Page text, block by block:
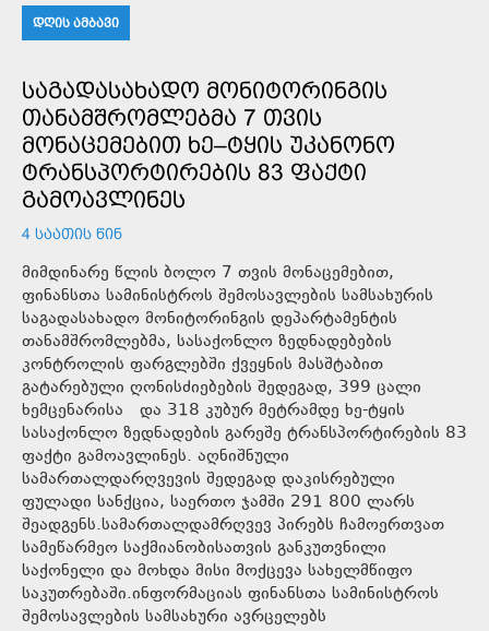
ᲓᲦᲘᲡ ᲐᲛᲑᲐᲕᲘ
ᲡᲐᲒᲐᲓᲐᲡᲐᲮᲐᲓᲝ ᲛᲝᲜᲘᲢᲝᲠᲘᲜᲒᲘᲡ
ᲗᲐᲜᲐᲛᲨᲠᲝᲛᲚᲔᲑᲛᲐ 7 ᲗᲕᲘᲡ
ᲛᲝᲜᲐᲪᲔᲛᲔᲑᲘᲗ ᲮᲔ–ᲢᲧᲘᲡ ᲣᲙᲐᲜᲝᲜᲝ
ᲢᲠᲐᲜᲡᲞᲝᲠᲢᲘᲠᲔᲑᲘᲡ 83 ᲤᲐᲥᲢᲘ
ᲒᲐᲛᲝᲐᲕᲚᲘᲜᲔᲡ
4 ᲡᲐᲐᲗᲘᲡ ᲬᲘᲜ
მიმდინარე წლის ბოლო 7 თვის მონაცემებით,
ფინანსთა სამინისტროს შემოსავლების სამსახურის
საგადასახადო მონიტორინგის დეპარტამენტის
თანამშრომლებმა, სასაქონლო ზედნადებების
კონტროლის ფარგლებში ქვეყნის მასშტაბით
გატარებული ღონისძიებების შედეგად, 399 ცალი
ხემცენარისა და 318 კუბურ მეტრამდე ხე-ტყის
სასაქონლო ზედნადების გარეშე ტრანსპორტირების 83
ფაქტი გამოავლინეს. აღნიშნული
სამართალდარღვევის შედეგად დაკისრებული
ფულადი სანქცია, საერთო ჯამში 291 800 ლარს
შეადგენს.სამართალდამრღვევ პირებს ჩამოერთვათ
სამეწარმეო საქმიანობისათვის განკუთვნილი
საქონელი და მოხდა მისი მოქცევა სახელმწიფო
საკუთრებაში.ინფორმაციას ფინანსთა სამინისტროს
შემოსავლების სამსახური ავრცელებს